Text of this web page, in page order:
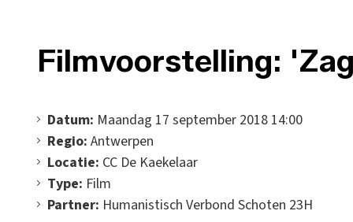
Filmvoorstelling:
Datum: Maandag 17 september 2018 14:00
Regio: Antwerpen
Locatie: CC De Kaekelaar
Type: Film
Partner: Humanistisch Verbond Schoten 23H